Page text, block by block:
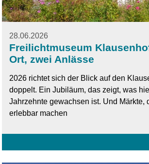
28.06.2026
Freilichtmuseum
Ort, zwei Anlässe
2026 richtet sich der Blick auf den
doppelt. Ein Jubiläum, das zeigt, was
Jahrzehnte gewachsen ist. Und Märkte,
erlebbar machen